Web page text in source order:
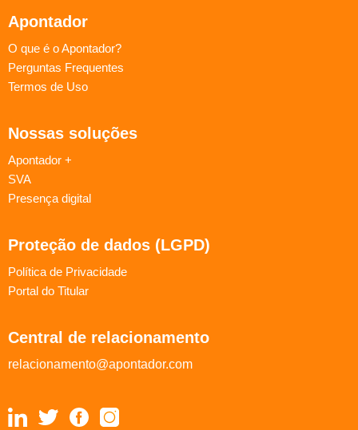
Apontador
O que é o Apontador?
Perguntas Frequentes
Termos de Uso
Nossas soluções
Apontador +
SVA
Presença digital
Proteção de dados (LGPD)
Política de Privacidade
Portal do Titular
Central de relacionamento
relacionamento@apontador.com